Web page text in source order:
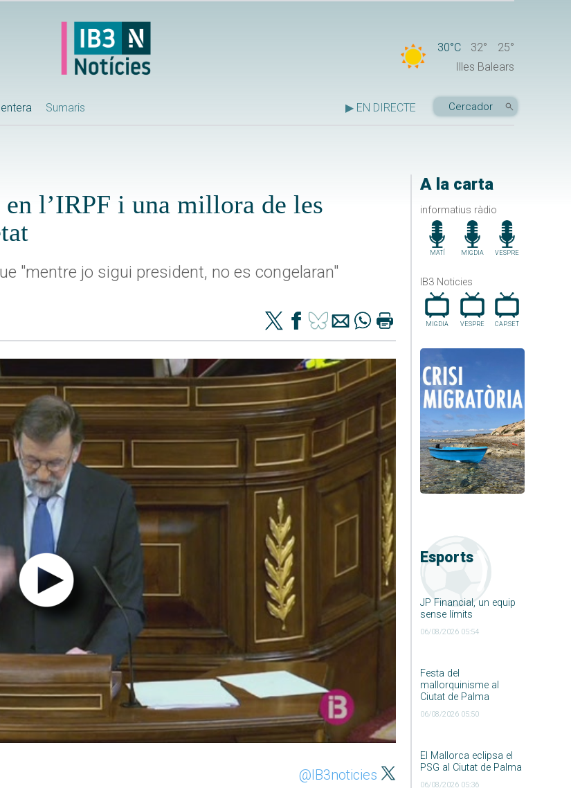
30°C 32°
25°
Illes Balears
Sumaris ▶ EN DIRECTE
A la carta
informatius ràdio
MATÍ MIGDIA VESPRE
IB3 Noticies
MIGDIA VESPRE CAP.SET
Esports
JP Financial, un equip
sense límits
06/08/2026 05:54
Festa del
mallorquinisme al
Ciutat de Palma
06/08/2026 05:50
El Mallorca eclipsa el
PSG al Ciutat de Palma
06/08/2026 05:36
l’IRPF i una millora de les
"mentre jo sigui president, no es congelaran"
@IB3noticies